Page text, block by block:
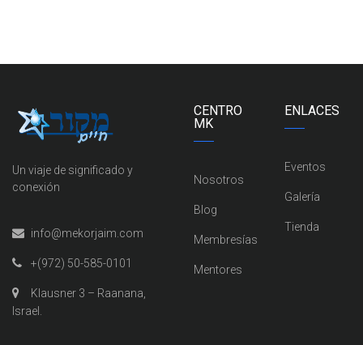
Un viaje de significado y
conexión
info@mekorjaim.com
+(972) 50-585-0101
Klausner 3 – Raanana,
Israel.
CENTRO
MK
Nosotros
Blog
Membresías
Mentores
ENLACES
Eventos
Galería
Tienda